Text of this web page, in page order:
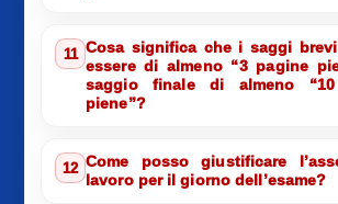
11 Cosa significa che i saggi
essere di almeno “3 pagine
saggio finale di almeno
piene”?
12 Come posso giustificare
lavoro per il giorno dell’esame?